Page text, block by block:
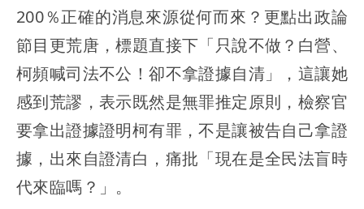
200％正確的消息來源從何而來？更點出政論
節目更荒唐，標題直接下「只說不做？白營、
柯頻喊司法不公！卻不拿證據自清」，這讓她
感到荒謬，表示既然是無罪推定原則，檢察官
要拿出證據證明柯有罪，不是讓被告自己拿證
據，出來自證清白，痛批「現在是全民法盲時
代來臨嗎？」。